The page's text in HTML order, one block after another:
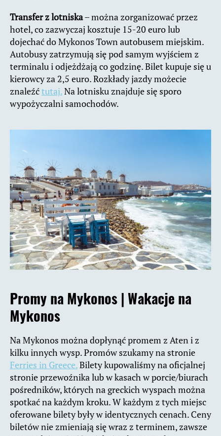
Transfer z lotniska– można zorganizować przez
hotel, co zazwyczaj kosztuje 15-20 euro lub
dojechać do Mykonos Town autobusem miejskim.
Autobusy zatrzymują się pod samym wyjściem z
terminalu i odjeżdżają co godzinę. Bilet kupuje się u
kierowcy za 2,5 euro. Rozkłady jazdy możecie
znaleźćtutaj.Na lotnisku znajduje się sporo
wypożyczalni samochodów.
Promy na Mykonos |Wakacje na
Mykonos
Na Mykonos można dopłynąć promem z Aten i z
kilku innych wysp. Promów szukamy na stronie
Ferries in Greece.Bilety kupowaliśmy na oficjalnej
stronie przewoźnika lub w kasach w porcie/biurach
pośredników, których na greckich wyspach można
spotkać na każdym kroku. W każdym z tych miejsc
oferowane bilety były w identycznych cenach. Ceny
biletów nie zmieniają się wraz z terminem, zawsze